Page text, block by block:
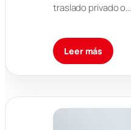
traslado privado o…
Leer más